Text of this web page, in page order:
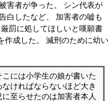
害者が争った。 シン代表が
白したなど、 加害者の嘘も
罰に処してほしいと嘆願書
作成した。 減刑のために幼い
には小学生の娘が書いた
ければならないほど大き
至らせたのは加害者本人